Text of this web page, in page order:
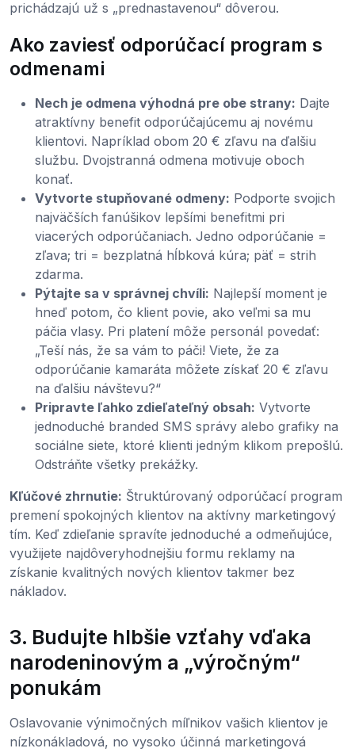
prichádzajú už s „prednastavenou“ dôverou.
Ako zaviesť odporúčací program s
odmenami
Nech je odmena výhodná pre obe strany: Dajte
atraktívny benefit odporúčajúcemu aj novému
klientovi. Napríklad obom 20 € zľavu na ďalšiu
službu. Dvojstranná odmena motivuje oboch
konať.
Vytvorte stupňované odmeny: Podporte svojich
najväčších fanúšikov lepšími benefitmi pri
viacerých odporúčaniach. Jedno odporúčanie =
zľava; tri = bezplatná hĺbková kúra; päť = strih
zdarma.
Pýtajte sa v správnej chvíli: Najlepší moment je
hneď potom, čo klient povie, ako veľmi sa mu
páčia vlasy. Pri platení môže personál povedať:
„Teší nás, že sa vám to páči! Viete, že za
odporúčanie kamaráta môžete získať 20 € zľavu
na ďalšiu návštevu?“
Pripravte ľahko zdieľateľný obsah: Vytvorte
jednoduché branded SMS správy alebo grafiky na
sociálne siete, ktoré klienti jedným klikom prepošlú.
Odstráňte všetky prekážky.
Kľúčové zhrnutie: Štruktúrovaný odporúčací program
premení spokojných klientov na aktívny marketingový
tím. Keď zdieľanie spravíte jednoduché a odmeňujúce,
využijete najdôveryhodnejšiu formu reklamy na
získanie kvalitných nových klientov takmer bez
nákladov.
3. Budujte hlbšie vzťahy vďaka
narodeninovým a „výročným“
ponukám
Oslavovanie výnimočných míľnikov vašich klientov je
nízkonákladová, no vysoko účinná marketingová